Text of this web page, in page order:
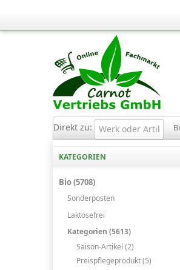
Direkt zu:
KATEGORIEN
Bio (5708)
Sonderposten
Laktosefrei
Kategorien (5613)
Saison-Artikel (2)
Preispflegeprodukt (5)